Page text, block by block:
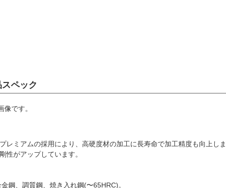
ペック
です。
レミアムの採用により、高硬度材の加工に長寿命で加工精度も向上しま
性がアップしています。
鋼、調質鋼、焼き入れ鋼(〜65HRC)。